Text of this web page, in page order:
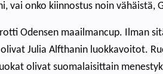
vai onko kiinnostus noin vähäistä,
Odensen maailmancup. Ilman
Julia Alfthanin luokkavoitot.
olivat suomalaisittain